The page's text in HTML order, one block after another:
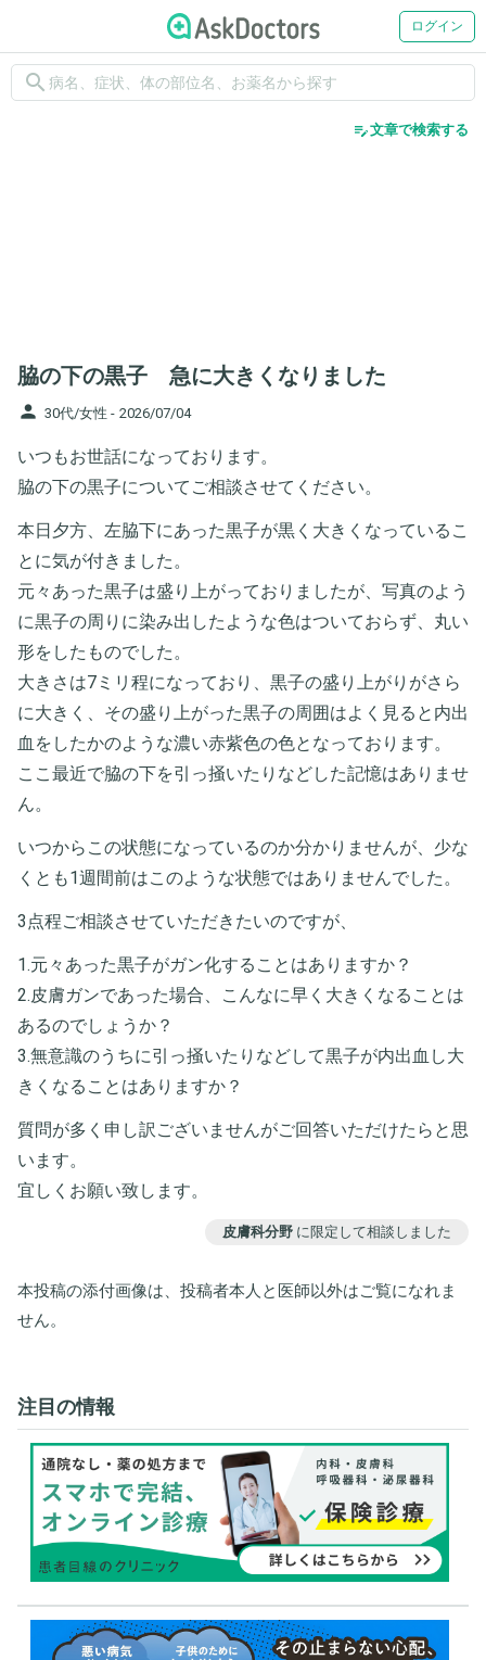
ログイン
search
edit_note文章で検索する
脇の下の黒子 急に大きくなりました
person 30代/女性 - 2026/07/04
いつもお世話になっております。
脇の下の黒子についてご相談させてください。
本日夕方、左脇下にあった黒子が黒く大きくなっているこ
とに気が付きました。
元々あった黒子は盛り上がっておりましたが、写真のよう
に黒子の周りに染み出したような色はついておらず、丸い
形をしたものでした。
大きさは7ミリ程になっており、黒子の盛り上がりがさら
に大きく、その盛り上がった黒子の周囲はよく見ると内出
血をしたかのような濃い赤紫色の色となっております。
ここ最近で脇の下を引っ掻いたりなどした記憶はありませ
ん。
いつからこの状態になっているのか分かりませんが、少な
くとも1週間前はこのような状態ではありませんでした。
3点程ご相談させていただきたいのですが、
1.元々あった黒子がガン化することはありますか？
2.皮膚ガンであった場合、こんなに早く大きくなることは
あるのでしょうか？
3.無意識のうちに引っ掻いたりなどして黒子が内出血し大
きくなることはありますか？
質問が多く申し訳ございませんがご回答いただけたらと思
います。
宜しくお願い致します。
皮膚科分野 に限定して相談しました
本投稿の添付画像は、投稿者本人と医師以外はご覧になれま
せん。
注目の情報